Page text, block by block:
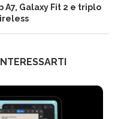
A7, Galaxy Fit 2 e triplo